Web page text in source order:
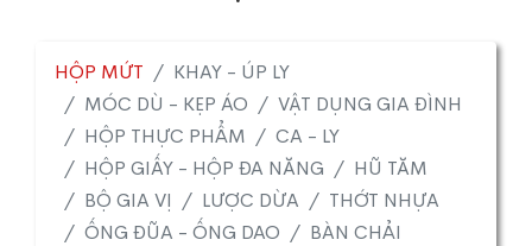
HỘP MỨT
KHAY - ÚP LY
MÓC DÙ - KẸP ÁO
VẬT DỤNG GIA ĐÌNH
HỘP THỰC PHẨM
CA - LY
HỘP GIẤY - HỘP ĐA NĂNG
HŨ TĂM
BỘ GIA VỊ
LƯỢC DỪA
THỚT NHỰA
ỐNG ĐŨA - ỐNG DAO
BÀN CHẢI